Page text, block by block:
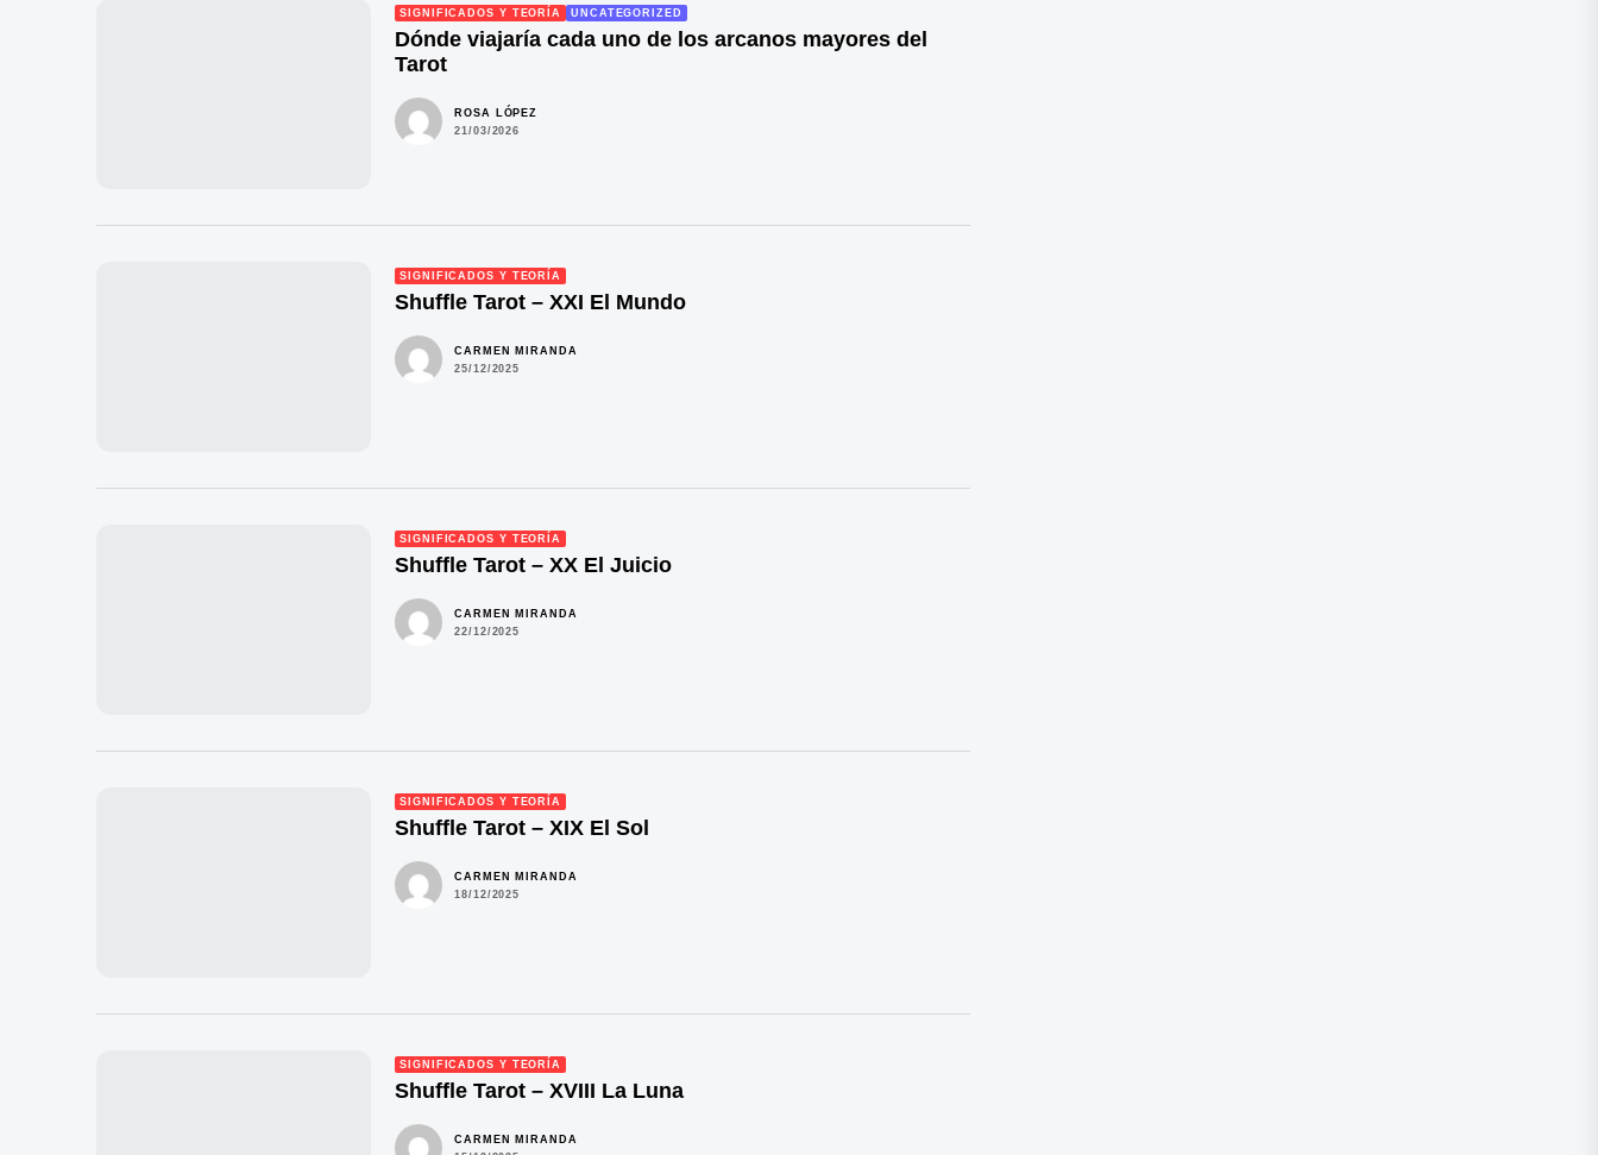
SIGNIFICADOS Y TEORÍA UNCATEGORIZED
Dónde viajaría cada uno de los arcanos mayores del
Tarot
ROSA LÓPEZ
21/03/2026
SIGNIFICADOS Y TEORÍA
Shuffle Tarot – XXI El Mundo
CARMEN MIRANDA
25/12/2025
SIGNIFICADOS Y TEORÍA
Shuffle Tarot – XX El Juicio
CARMEN MIRANDA
22/12/2025
SIGNIFICADOS Y TEORÍA
Shuffle Tarot – XIX El Sol
CARMEN MIRANDA
18/12/2025
SIGNIFICADOS Y TEORÍA
Shuffle Tarot – XVIII La Luna
CARMEN MIRANDA